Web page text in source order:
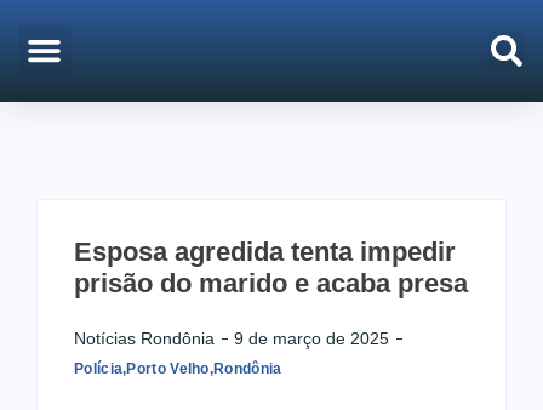
Esposa agredida tenta impedir
prisão do marido e acaba presa
Notícias Rondônia 9 de março de 2025
Polícia,Porto Velho,Rondônia